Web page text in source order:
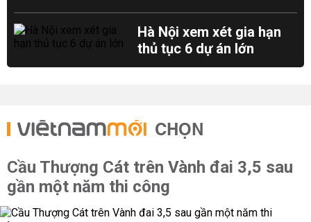
Hà Nội xem xét gia hạn
thủ tục 6 dự án lớn
CHỌN
Cầu Thượng Cát trên Vành đai 3,5 sau
gần một năm thi công